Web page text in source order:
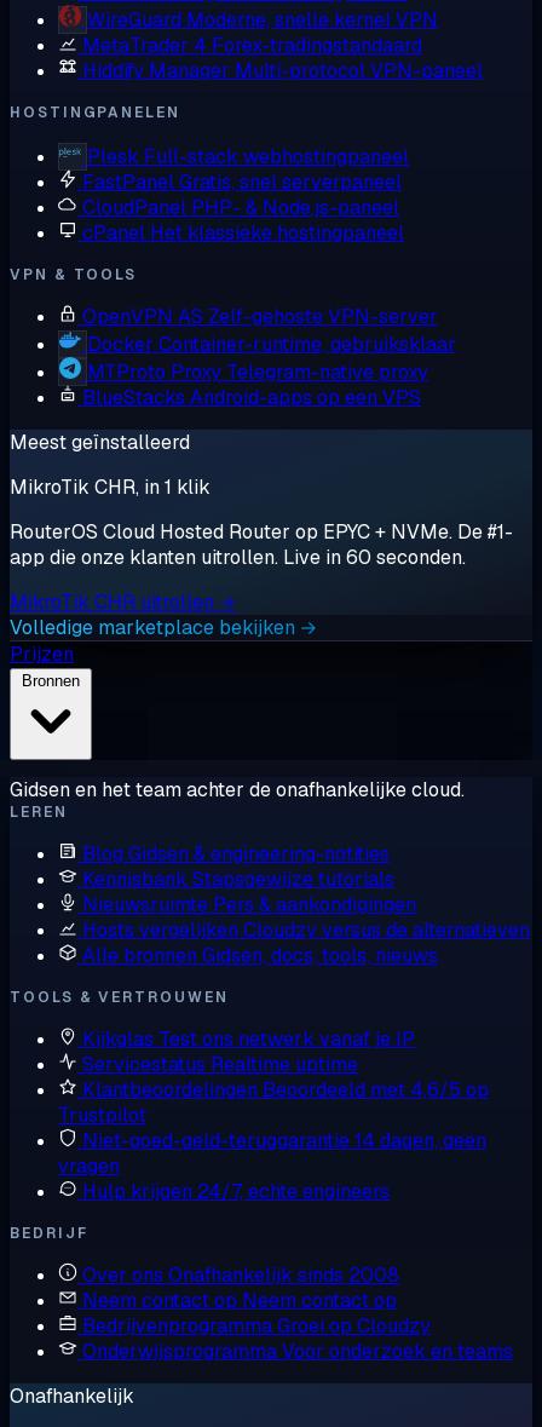
WireGuard Moderne, snelle kernel VPN
MetaTrader 4 Forex-tradingstandaard
Hiddify Manager Multi-protocol VPN-paneel
HOSTINGPANELEN
Plesk Full-stack webhostingpaneel
FastPanelGratis, snel serverpaneel
CloudPanel PHP- & Node.js-paneel
cPanel Het klassieke hostingpaneel
VPN & TOOLS
OpenVPN AS Zelf-gehoste VPN-server
Docker Container-runtime, gebruiksklaar
MTProto Proxy Telegram-native proxy
BlueStacks Android-apps op een VPS
Meest geïnstalleerd
MikroTik CHR, in 1 klik
RouterOS Cloud Hosted Router op EPYC + NVMe. De #1-
app die onze klanten uitrollen. Live in 60 seconden.
MikroTik CHR uitrollen →
Volledige marketplace bekijken →
Prijzen
Gidsen en het team achter de onafhankelijke cloud.
LEREN
Blog Gidsen & engineering-notities
Kennisbank Stapsgewijze tutorials
Nieuwsruimte Pers & aankondigingen
Hosts vergelijken Cloudzy versus de alternatieven
Alle bronnen Gidsen, docs, tools, nieuws
TOOLS & VERTROUWEN
Kijkglas Test ons netwerk vanaf je IP
Servicestatus Realtime uptime
Klantbeoordelingen Beoordeeld met 4,6/5 op
Trustpilot
Niet-goed-geld-teruggarantie14 dagen, geen
vragen
Hulp krijgen 24/7, echte engineers
BEDRIJF
Over ons Onafhankelijk sinds 2008
Neem contact op Neem contact op
BedrijvenprogrammaGroei op Cloudzy
OnderwijsprogrammaVoor onderzoek en teams
Onafhankelijk